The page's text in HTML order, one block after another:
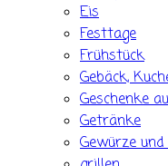
Eis
Festtage
Frühstück
Gebäck,
Geschenke
Getränke
Gewürze